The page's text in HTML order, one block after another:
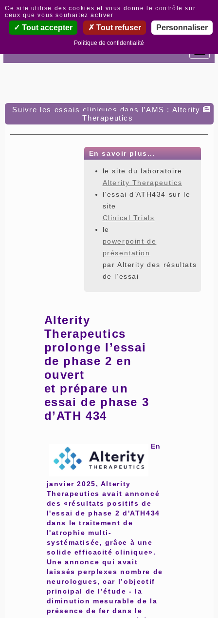
Suivre les essais cliniques dans l’AMS : Alterity
Therapeutics
En savoir plus...
le site du laboratoire
Alterity Therapeutics
l’essai d’ATH434 sur le
site
Clinical Trials
le
powerpoint de
présentation
par Alterity des résultats
de l’essai
Alterity
Therapeutics
prolonge l’essai
de phase 2 en
ouvert
et prépare un
essai de phase 3
d’ATH 434
En
janvier 2025, Alterity
Therapeutics avait annoncé
des «résultats positifs de
l'essai de phase 2 d'ATH434
dans le traitement de
l'atrophie multi-
systématisée, grâce à une
solide efficacité clinique».
Une annonce qui avait
laissés perplexes nombre de
neurologues, car l’objectif
principal de l’étude - la
diminution mesurable de la
présence de fer dans le
Panneau de gestion des cookies
Ce site utilise des cookies et vous donne le contrôle sur
ceux que vous souhaitez activer
Tout accepter Tout refuser Personnaliser
Politique de confidentialité